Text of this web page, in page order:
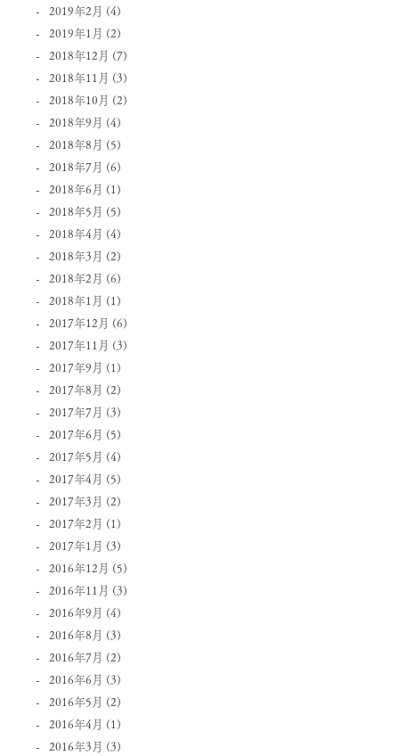
2019年2月 (4)
2019年1月 (2)
2018年12月 (7)
2018年11月 (3)
2018年10月 (2)
2018年9月 (4)
2018年8月 (5)
2018年7月 (6)
2018年6月 (1)
2018年5月 (5)
2018年4月 (4)
2018年3月 (2)
2018年2月 (6)
2018年1月 (1)
2017年12月 (6)
2017年11月 (3)
2017年9月 (1)
2017年8月 (2)
2017年7月 (3)
2017年6月 (5)
2017年5月 (4)
2017年4月 (5)
2017年3月 (2)
2017年2月 (1)
2017年1月 (3)
2016年12月 (5)
2016年11月 (3)
2016年9月 (4)
2016年8月 (3)
2016年7月 (2)
2016年6月 (3)
2016年5月 (2)
2016年4月 (1)
2016年3月 (3)